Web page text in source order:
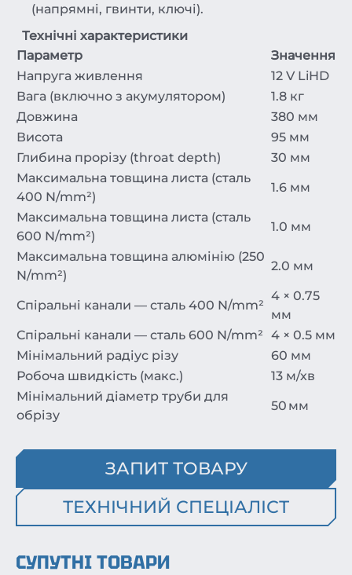
(напрямні, гвинти, ключі).
Технічні характеристики
Параметр
Значення
Напруга живлення
12 V LiHD
Вага (включно з акумулятором)
1.8 кг
Довжина
380 мм
Висота
95 мм
Глибина прорізу (throat depth)
30 мм
Максимальна товщина листа (сталь
400 N/mm²)
1.6 мм
Максимальна товщина листа (сталь
600 N/mm²)
1.0 мм
Максимальна товщина алюмінію (250
N/mm²)
2.0 мм
Спіральні канали — сталь 400 N/mm²
4 × 0.75
мм
Спіральні канали — сталь 600 N/mm² 4 × 0.5 мм
Мінімальний радіус різу
60 мм
Робоча швидкість (макс.)
13 м/хв
Мінімальний діаметр труби для
обрізу
50 мм
ЗАПИТ ТОВАРУ
ТЕХНІЧНИЙ СПЕЦІАЛІСТ
СУПУТНІ ТОВАРИ